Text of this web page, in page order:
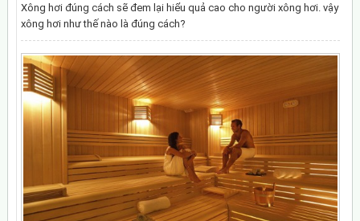
Xông hơi đúng cách sẽ đem lại hiểu quả cao cho người xông hơi. vậy
xông hơi như thế nào là đúng cách?